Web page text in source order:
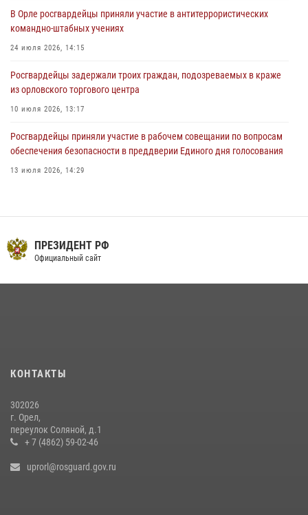
31 июля 2026, 13:16
В Орле росгвардейцы приняли участие в антитеррористических
командно-штабных учениях
24 июля 2026, 14:15
Росгвардейцы задержали троих граждан, подозреваемых в краже
из орловского торгового центра
10 июля 2026, 13:17
Росгвардейцы приняли участие в рабочем совещании по вопросам
обеспечения безопасности в преддверии Единого дня голосования
13 июля 2026, 14:29
16 июля 2026, 13:34
На брифинге росгвардейцы рассказали орловцам об изменениях в
законодательстве, регулирующем оборот оружия
15 июля 2026, 14:49
ПРЕЗИДЕНТ РФ
Официальный сайт
КОНТАКТЫ
302026
г. Орел,
переулок Соляной, д.1
+ 7 (4862) 59-02-46
uprorl@rosguard.gov.ru